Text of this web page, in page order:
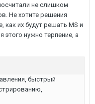
не слишком
Не хотите решения
как их будут решать MS и
нужно терпение, а
быстрый